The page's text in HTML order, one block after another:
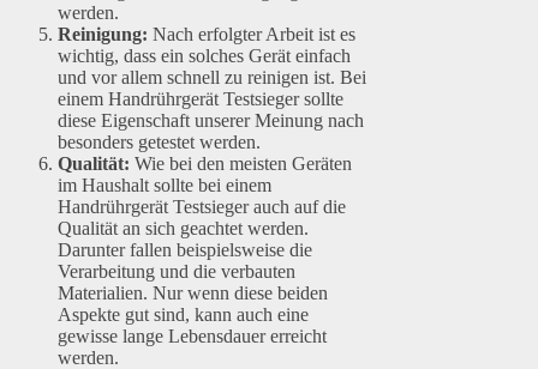
werden.
Reinigung: Nach erfolgter Arbeit ist es
wichtig, dass ein solches Gerät einfach
und vor allem schnell zu reinigen ist. Bei
einem Handrührgerät Testsieger sollte
diese Eigenschaft unserer Meinung nach
besonders getestet werden.
Qualität: Wie bei den meisten Geräten
im Haushalt sollte bei einem
Handrührgerät Testsieger auch auf die
Qualität an sich geachtet werden.
Darunter fallen beispielsweise die
Verarbeitung und die verbauten
Materialien. Nur wenn diese beiden
Aspekte gut sind, kann auch eine
gewisse lange Lebensdauer erreicht
werden.